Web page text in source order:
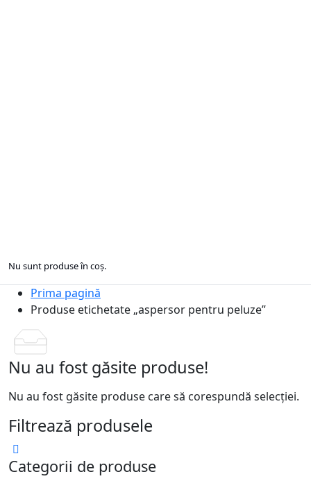
Nu sunt produse în coș.
Prima pagină
Produse etichetate „aspersor pentru peluze”
Nu au fost găsite produse!
Nu au fost găsite produse care să corespundă selecției.
Filtrează produsele
Categorii de produse